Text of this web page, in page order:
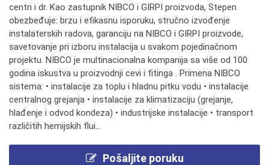
centri i dr. Kao zastupnik NIBCO i GIRPI proizvoda, Stepen
obezbeđuje: brzu i efikasnu isporuku, stručno izvođenje
instalaterskih radova, garanciju na NIBCO i GIRPI proizvode,
savetovanje pri izboru instalacija u svakom pojedinačnom
projektu. NIBCO je multinacionalna kompanija sa više od 100
godina iskustva u proizvodnji cevi i fitinga . Primena NIBCO
sistema: • instalacije za toplu i hladnu pitku vodu • instalacije
centralnog grejanja • instalacije za klimatizaciju (grejanje,
hlađenje i odvod kondeza) • industrijske instalacije • transport
različitih hemijskih flui...
Pošaljite poruku